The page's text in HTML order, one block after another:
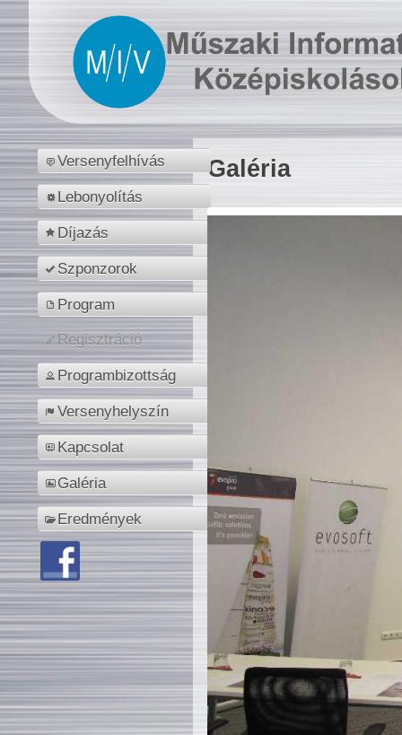
Versenyfelhívás
Lebonyolítás
Díjazás
Szponzorok
Program
Regisztráció
Programbizottság
Versenyhelyszín
Kapcsolat
Galéria
Eredmények
Galéria